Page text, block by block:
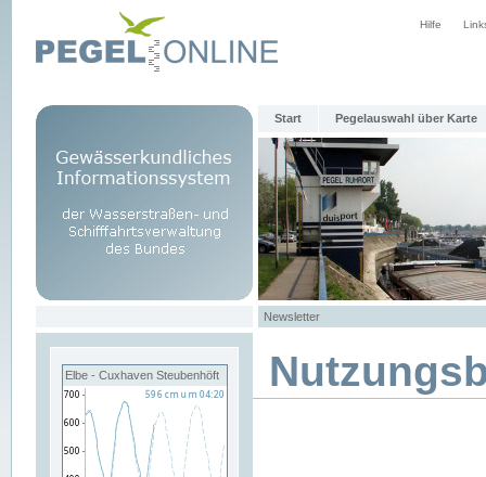
Hilfe
Start Pegelauswahl über Karte
Newsletter
Elbe - Cuxhaven Steubenhöft